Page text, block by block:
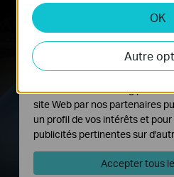
OK
Autre
Cookies d'analyse et
Les cookies d'analyse nous
activités sur notre site Web
fonctionnalités de notre site
Les cookies marketing
site Web par nos partenaires
un profil de vos intérêts et
publicités pertinentes sur
Accepter tous